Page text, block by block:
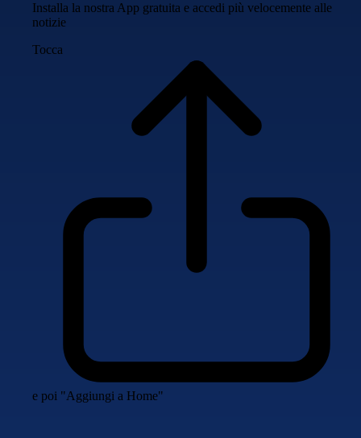
Installa la nostra App gratuita e accedi più velocemente alle
notizie
Tocca
e poi "Aggiungi a Home"